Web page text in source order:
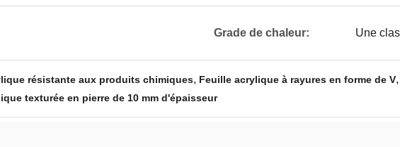
Grade de chaleur: Une
résistante aux produits chimiques, Feuille acrylique à rayures en forme de V,
texturée en pierre de 10 mm d'épaisseur